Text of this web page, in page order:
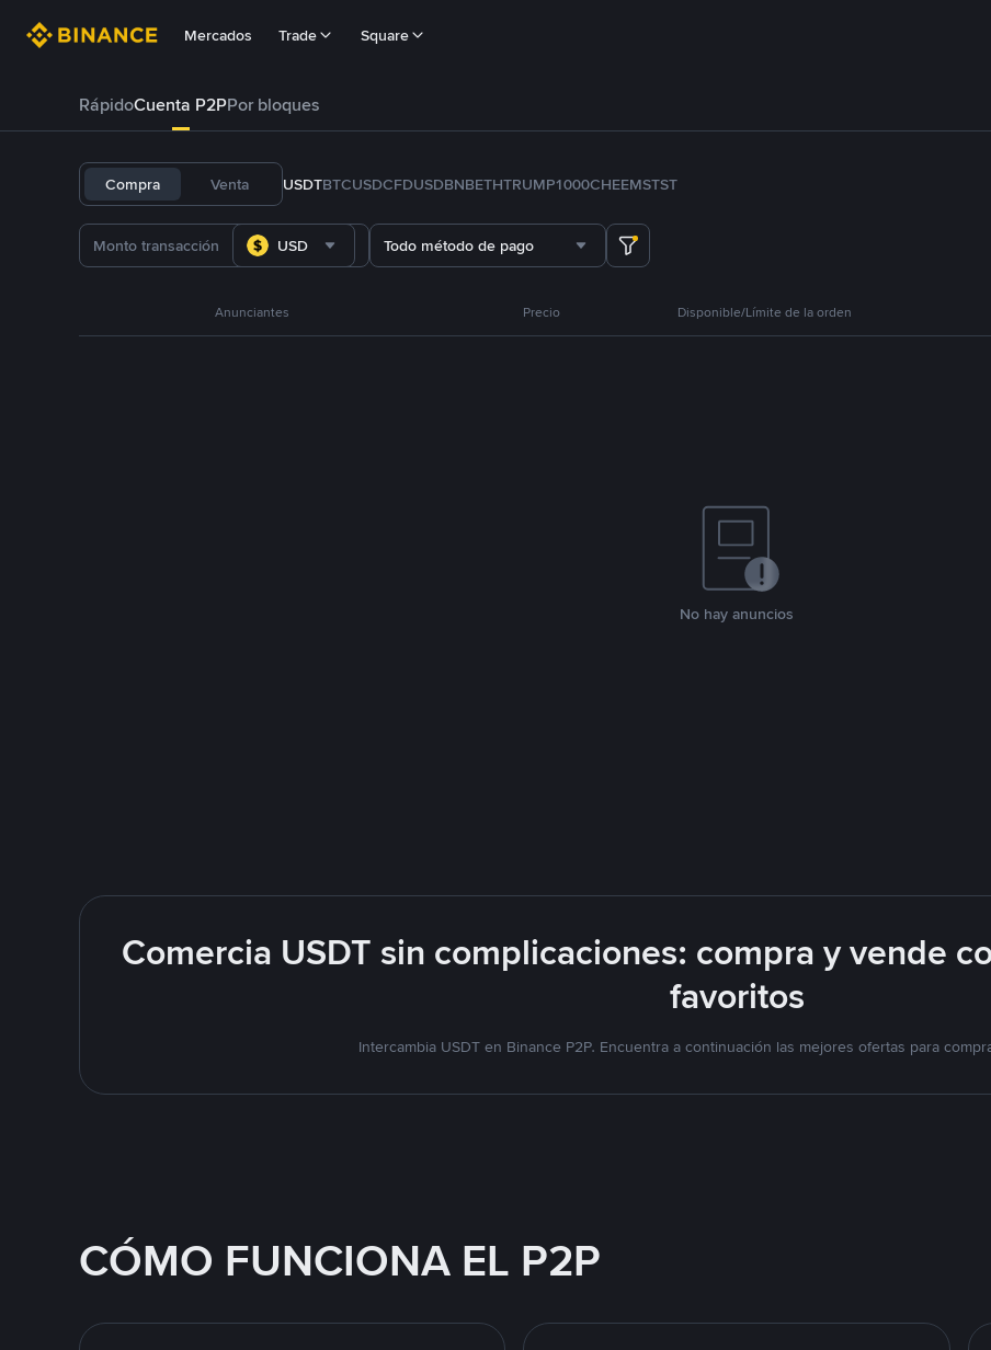
Mercados Trade Square
RápidoCuenta P2PPor bloques
Compra Venta USDTBTCUSDCFDUSDBNBETHTRUMP1000CHEEMSTST
USD Todo método de pago
Anunciantes Precio Disponible/Límite de la orden
No hay anuncios
Comercia USDT sin complicaciones: compra y vende
favoritos
Intercambia USDT en Binance P2P. Encuentra a continuación las mejores ofertas para
CÓMO FUNCIONA EL P2P